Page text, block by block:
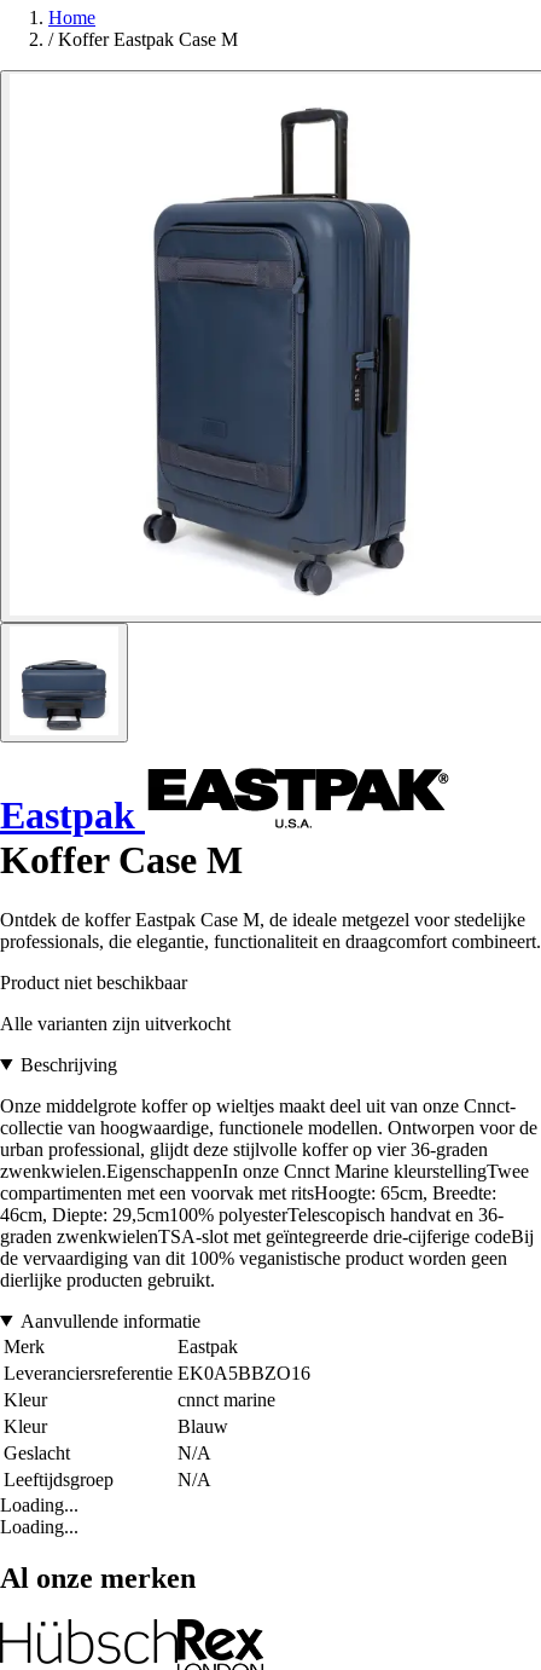
Home
/ Koffer Eastpak Case M
Eastpak
Koffer Case M
Ontdek de koffer Eastpak Case M, de ideale metgezel voor stedelijke
professionals, die elegantie, functionaliteit en draagcomfort combineert.
Product niet beschikbaar
Alle varianten zijn uitverkocht
Beschrijving
Onze middelgrote koffer op wieltjes maakt deel uit van onze Cnnct-
collectie van hoogwaardige, functionele modellen. Ontworpen voor de
urban professional, glijdt deze stijlvolle koffer op vier 36-graden
zwenkwielen.EigenschappenIn onze Cnnct Marine kleurstellingTwee
compartimenten met een voorvak met ritsHoogte: 65cm, Breedte:
46cm, Diepte: 29,5cm100% polyesterTelescopisch handvat en 36-
graden zwenkwielenTSA-slot met geïntegreerde drie-cijferige codeBij
de vervaardiging van dit 100% veganistische product worden geen
dierlijke producten gebruikt.
Aanvullende informatie
Merk
Eastpak
Leveranciersreferentie EK0A5BBZO16
Kleur
cnnct marine
Kleur
Blauw
Geslacht
N/A
Leeftijdsgroep
N/A
Loading...
Loading...
Al onze merken